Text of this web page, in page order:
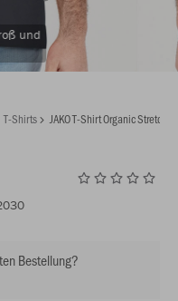
und
T-Shirts JAKO T-Shirt Organic Stretch
Bestellung?